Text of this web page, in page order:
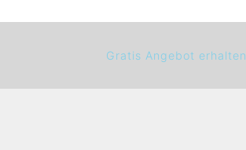
Gratis Angebot erhalten